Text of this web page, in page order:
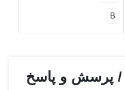
B
/ پرسش و پاسخ